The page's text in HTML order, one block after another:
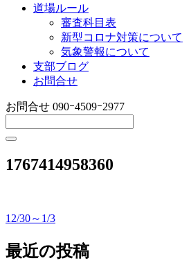
道場ルール
審査科目表
新型コロナ対策について
気象警報について
支部ブログ
お問合せ
お問合せ 090ｰ4509ｰ2977
1767414958360
投
稿
12/30～1/3
最近の投稿